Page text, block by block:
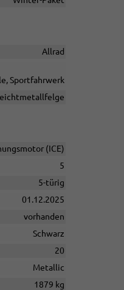
Allrad
Sportfahrwerk
(ICE)
5
5-türig
01.12.2025
vorhanden
Schwarz
20
Metallic
1879 kg